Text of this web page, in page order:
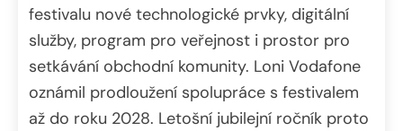
festivalu nové technologické prvky, digitální
služby, program pro veřejnost i prostor pro
setkávání obchodní komunity. Loni Vodafone
oznámil prodloužení spolupráce s festivalem
až do roku 2028. Letošní jubilejní ročník proto